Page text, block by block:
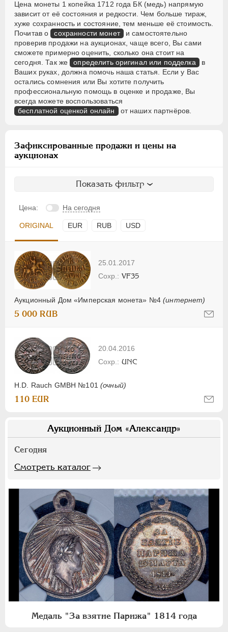
Цена монеты 1 копейка 1712 года БК (медь) напрямую
зависит от её состояния и редкости. Чем больше тираж,
хуже сохранность и состояние, тем меньше её стоимость.
Почитав о сохранности монет и самостоятельно
проверив продажи на аукционах, чаще всего, Вы сами
сможете примерно оценить, сколько она стоит на
сегодня. Так же определить оригинал или подделка в
Ваших руках, должна помочь наша статья. Если у Вас
остались сомнения или Вы хотите получить
профессиональную помощь в оценке и продаже, Вы
всегда можете воспользоваться
бесплатной оценкой онлайн от наших партнёров.
Зафиксированные продажи и цены на
аукционах
Показать фильтр
Цена: На сегодня
ORIGINAL EUR RUB USD
25.01.2017
Аукционный Дом «Имперская монета» №4(интернет)
VF35
5 000 RUB
20.04.2016
H.D. Rauch GMBH №101 (очный)
UNC
110 EUR
Аукционный Дом «Александр»
Сегодня
Смотреть каталог
Медаль "За взятие Парижа" 1814 года